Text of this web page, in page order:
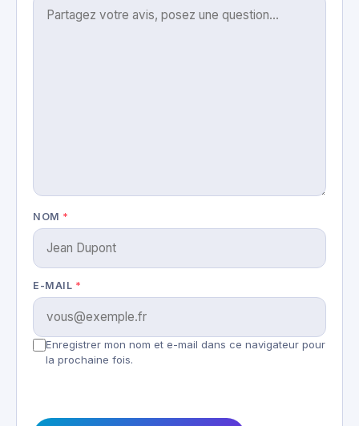
NOM *
E-MAIL *
Enregistrer mon nom et e-mail dans ce navigateur pour
la prochaine fois.